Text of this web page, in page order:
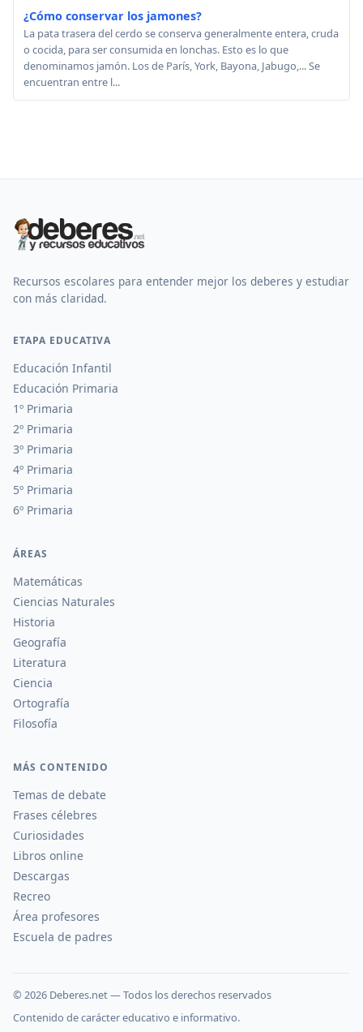
¿Cómo conservar los jamones?
La pata trasera del cerdo se conserva generalmente entera, cruda
o cocida, para ser consumida en lonchas. Esto es lo que
denominamos jamón. Los de París, York, Bayona, Jabugo,... Se
encuentran entre l...
Recursos escolares para entender mejor los deberes y estudiar
con más claridad.
ETAPA EDUCATIVA
Educación Infantil
Educación Primaria
1º Primaria
2º Primaria
3º Primaria
4º Primaria
5º Primaria
6º Primaria
ÁREAS
Matemáticas
Ciencias Naturales
Historia
Geografía
Literatura
Ciencia
Ortografía
Filosofía
MÁS CONTENIDO
Temas de debate
Frases célebres
Curiosidades
Libros online
Descargas
Recreo
Área profesores
Escuela de padres
© 2026 Deberes.net — Todos los derechos reservados
Contenido de carácter educativo e informativo.